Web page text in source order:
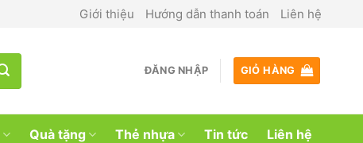
Giới thiệu Hướng dẫn thanh toán Liên hệ
ĐĂNG NHẬP GIỎ HÀNG
Quà tặng Thẻ nhựa Tin tức Liên hệ